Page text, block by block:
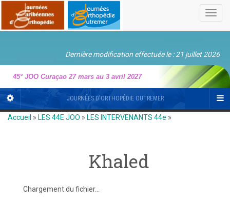
Dernière modification effectuée le : 21 juillet 2026
45° JOO Curaçao 27 mars au 3 avril 2027
JOURNÉES D'ORTHOPÉDIE OUTREMER
Accueil » LES 44E JOO » LES INTERVENANTS 44e »
Khaled
Chargement du fichier...